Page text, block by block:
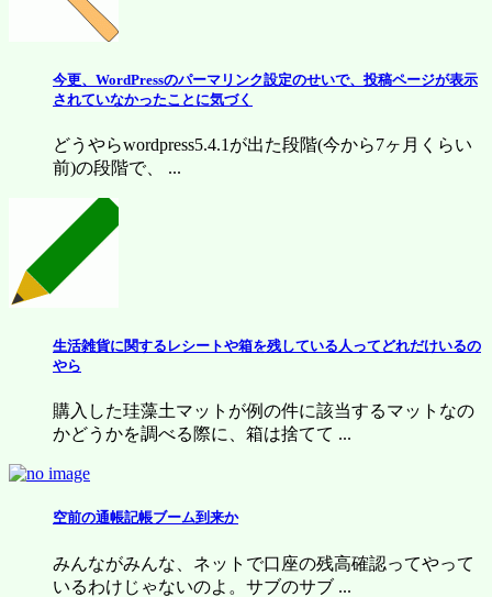
今更、WordPressのパーマリンク設定のせいで、投稿ページが表示
されていなかったことに気づく
どうやらwordpress5.4.1が出た段階(今から7ヶ月くらい
前)の段階で、 ...
生活雑貨に関するレシートや箱を残している人ってどれだけいるの
やら
購入した珪藻土マットが例の件に該当するマットなの
かどうかを調べる際に、箱は捨てて ...
空前の通帳記帳ブーム到来か
みんながみんな、ネットで口座の残高確認ってやって
いるわけじゃないのよ。サブのサブ ...